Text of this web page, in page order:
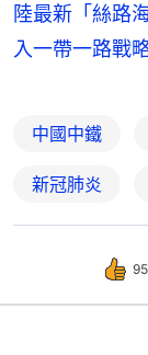
陸最新「絲路
入一帶一路戰
中國中鐵
新冠肺炎
95